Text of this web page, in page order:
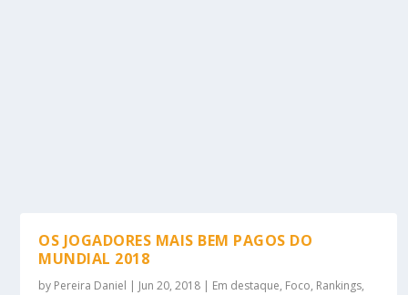
OS JOGADORES MAIS BEM PAGOS DO
MUNDIAL 2018
by Pereira Daniel | Jun 20, 2018 | Em destaque, Foco, Rankings,